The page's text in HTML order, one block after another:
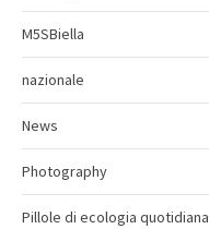
M5SBiella
nazionale
News
Photography
Pillole di ecologia quotidiana